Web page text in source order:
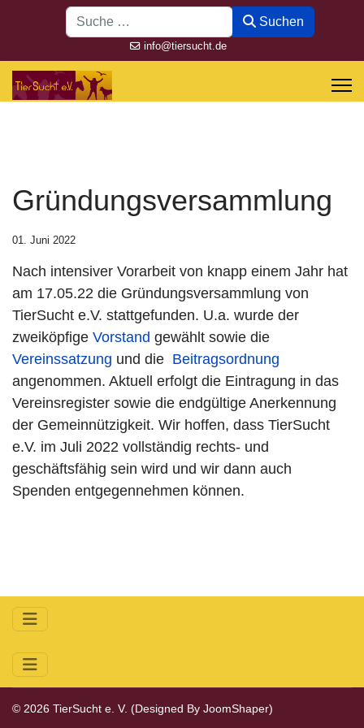
Suchen
info@tiersucht.de
Gründungsversammlung
01. Juni 2022
Nach intensiver Vorarbeit von knapp einem Jahr hat
am 17.05.22 die Gründungsversammlung von
TierSucht e.V. stattgefunden. U.a. wurde der
zweiköpfige Vorstand gewählt sowie die
Vereinssatzung und die Beitragsordnung
angenommen. Aktuell erfolgt die Eintragung in das
Vereinsregister sowie die endgültige Anerkennung
der Gemeinnützigkeit. Wir hoffen, dass TierSucht
e.V. im Juli 2022 vollständig rechts- und
geschäftsfähig sein wird und wir dann auch
Spenden entgegennehmen können.
© 2026 TierSucht e. V. (Designed By JoomShaper)